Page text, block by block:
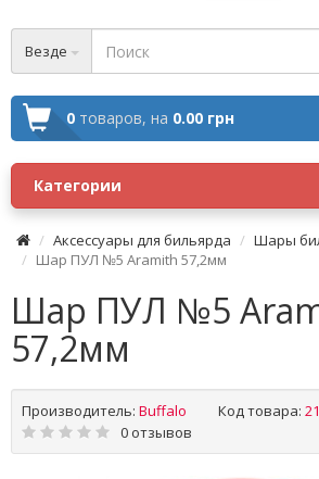
Везде
0 товаров, на 0.00 грн
Категории
Аксессуары для бильярда
Шары
Шар ПУЛ №5 Aramith 57,2мм
Шар ПУЛ №5
57,2мм
Производитель: Buffalo Код товара:
0 отзывов